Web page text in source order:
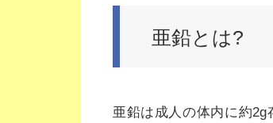
亜鉛とは?
亜鉛は成人の体内に約